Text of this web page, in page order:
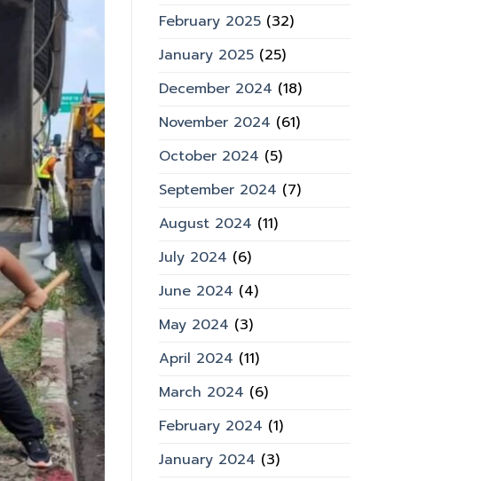
February 2025(32)
January 2025(25)
December 2024 (18)
November 2024 (61)
October 2024 (5)
September 2024 (7)
August 2024 (11)
July 2024 (6)
June 2024 (4)
May 2024 (3)
April 2024 (11)
March 2024 (6)
February 2024 (1)
January 2024 (3)